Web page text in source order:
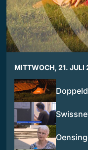
MITTWOCH, 21. JULI